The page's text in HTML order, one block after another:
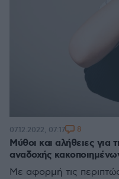
Μύθοι και αλήθειες για
αναδοχής
Με αφορμή τις
07.12.2022, 07:17 8